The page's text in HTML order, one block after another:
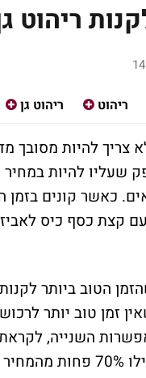
ריהוט ריהוט גן
צריך להיות מסובך
שעליו להיות
כאשר קונים בזמן
קצת כסף כיס
הטוב ביותר
זמן טוב יותר
השנייה,
להגיע עד לכדי 50%